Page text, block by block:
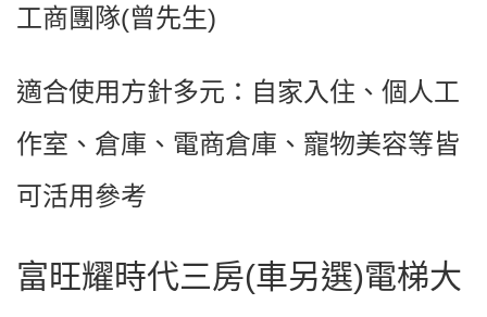
工商團隊(曾先生)
適合使用方針多元：自家入住、個人工
作室、倉庫、電商倉庫、寵物美容等皆
可活用參考
富旺耀時代三房(車另選)電梯大